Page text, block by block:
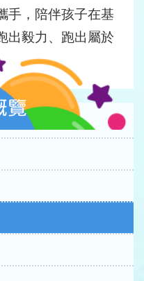
手，陪伴孩子在基
出毅力、跑出屬於
覽